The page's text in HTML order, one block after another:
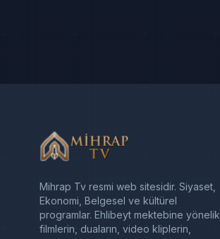
Mihrap Tv resmi web sitesidir. Siyaset,
Ekonomi, Belgesel ve kültürel
programlar. Ehlibeyt mektebine yönelik
filmlerin, duaların, video kliplerin,